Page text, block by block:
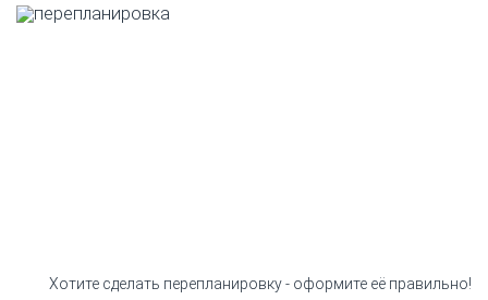
Хотите сделать перепланировку - оформите её правильно!